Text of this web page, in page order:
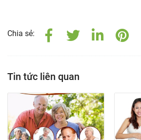
Chia sẻ:
Tin tức liên quan